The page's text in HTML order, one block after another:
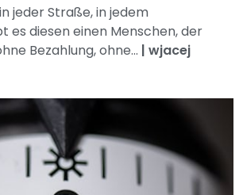
jeder Straße, in jedem
es diesen einen Menschen, der
Bezahlung, ohne... | wjacej